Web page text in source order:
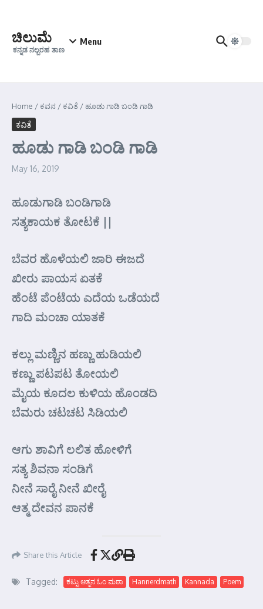
ಚಿಲುಮೆ
ಕನ್ನಡ ನಲ್ಬರಹ ತಾಣ
Menu
Home /ಕವನ /ಕವಿತೆ /ಹೂಡು ಗಾಡಿ ಬಂಡಿ ಗಾಡಿ
ಕವಿತೆ
ಹೂಡು ಗಾಡಿ ಬಂಡಿ ಗಾಡಿ
May 16, 2019
ಹೂಡುಗಾಡಿ ಬಂಡಿಗಾಡಿ
ಸತ್ಯಕಾಯಕ ತೋಟಕೆ ||
ಬೆವರ ಹೊಳೆಯಲಿ ಜಾರಿ ಈಜದೆ
ಖೀರು ಪಾಯಸ ಏತಕೆ
ಹೆಂಟೆ ಪೆಂಟೆಯ ಎದೆಯ ಒಡೆಯದೆ
ಗಾದಿ ಮಂಚಾ ಯಾತಕೆ
ಕಲ್ಲು ಮಣ್ಣಿನ ಹಣ್ಣು ಹುಡಿಯಲಿ
ಕಣ್ಣು ಪಟಪಟ ತೋಯಲಿ
ಮೈಯ ಕೂದಲ ಕುಳಿಯ ಹೊಂಡದಿ
ಬೆಮರು ಚಟಚಟ ಸಿಡಿಯಲಿ
ಆಗು ಶಾವಿಗೆ ಲಲಿತ ಹೋಳಿಗೆ
ಸತ್ಯ ಶಿವನಾ ಸಂಡಿಗೆ
ನೀನೆ ಸಾರೈ ನೀನೆ ಖೀರೈ
ಆತ್ಮ ದೇವನ ಪಾನಕೆ
Share this Article
Tagged: ಕಟ್ಟು ಆತ್ಮನ ಓಂ ಮಠಾ Hannerdmath Kannada Poem